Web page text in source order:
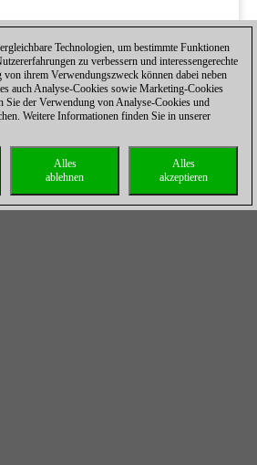
Technologien, um bestimmte Funktionen
zu verbessern und interessengerechte
von ihrem Verwendungszweck können dabei neben
auch Analyse-Cookies sowie Marketing-Cookies
Sie der Verwendung von Analyse-Cookies und
Weitere Informationen finden Sie in unserer
Alles
akzeptieren
Alles
ablehnen